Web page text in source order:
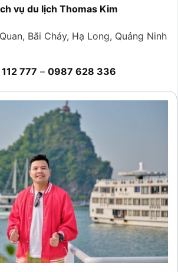
vụ du lịch Thomas Kim
Bãi Cháy, Hạ Long, Quảng Ninh
777 – 0987 628 336